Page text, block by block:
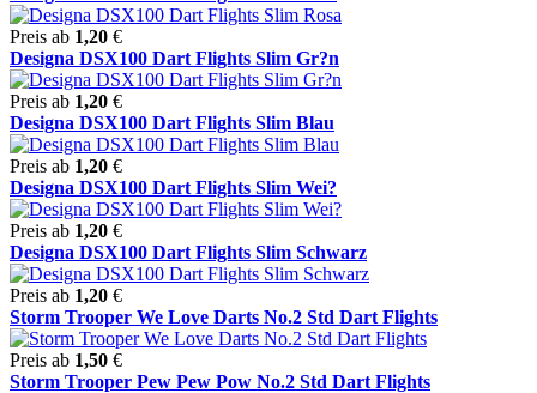
Preis ab 1,20 €
Designa DSX100 Dart Flights Slim Gr?n
Preis ab 1,20 €
Designa DSX100 Dart Flights Slim Blau
Preis ab 1,20 €
Designa DSX100 Dart Flights Slim Wei?
Preis ab 1,20 €
Designa DSX100 Dart Flights Slim Schwarz
Preis ab 1,20 €
Storm Trooper We Love Darts No.2 Std Dart Flights
Preis ab 1,50 €
Storm Trooper Pew Pew Pow No.2 Std Dart Flights